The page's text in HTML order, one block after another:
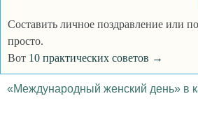
Составить личное поздравление или
просто.
Вот 10 практических советов →
«Международный женский день» в